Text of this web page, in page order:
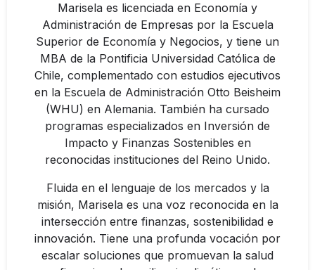
Marisela es licenciada en Economía y
Administración de Empresas por la Escuela
Superior de Economía y Negocios, y tiene un
MBA de la Pontificia Universidad Católica de
Chile, complementado con estudios ejecutivos
en la Escuela de Administración Otto Beisheim
(WHU) en Alemania. También ha cursado
programas especializados en Inversión de
Impacto y Finanzas Sostenibles en
reconocidas instituciones del Reino Unido.
Fluida en el lenguaje de los mercados y la
misión, Marisela es una voz reconocida en la
intersección entre finanzas, sostenibilidad e
innovación. Tiene una profunda vocación por
escalar soluciones que promuevan la salud